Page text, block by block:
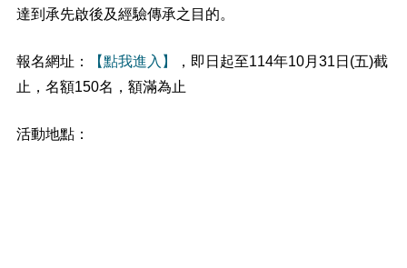
達到承先啟後及經驗傳承之目的。
報名網址： 【點我進入】
，即日起至114年10月31日(五)截
止，名額150名，額滿為止
活動地點：